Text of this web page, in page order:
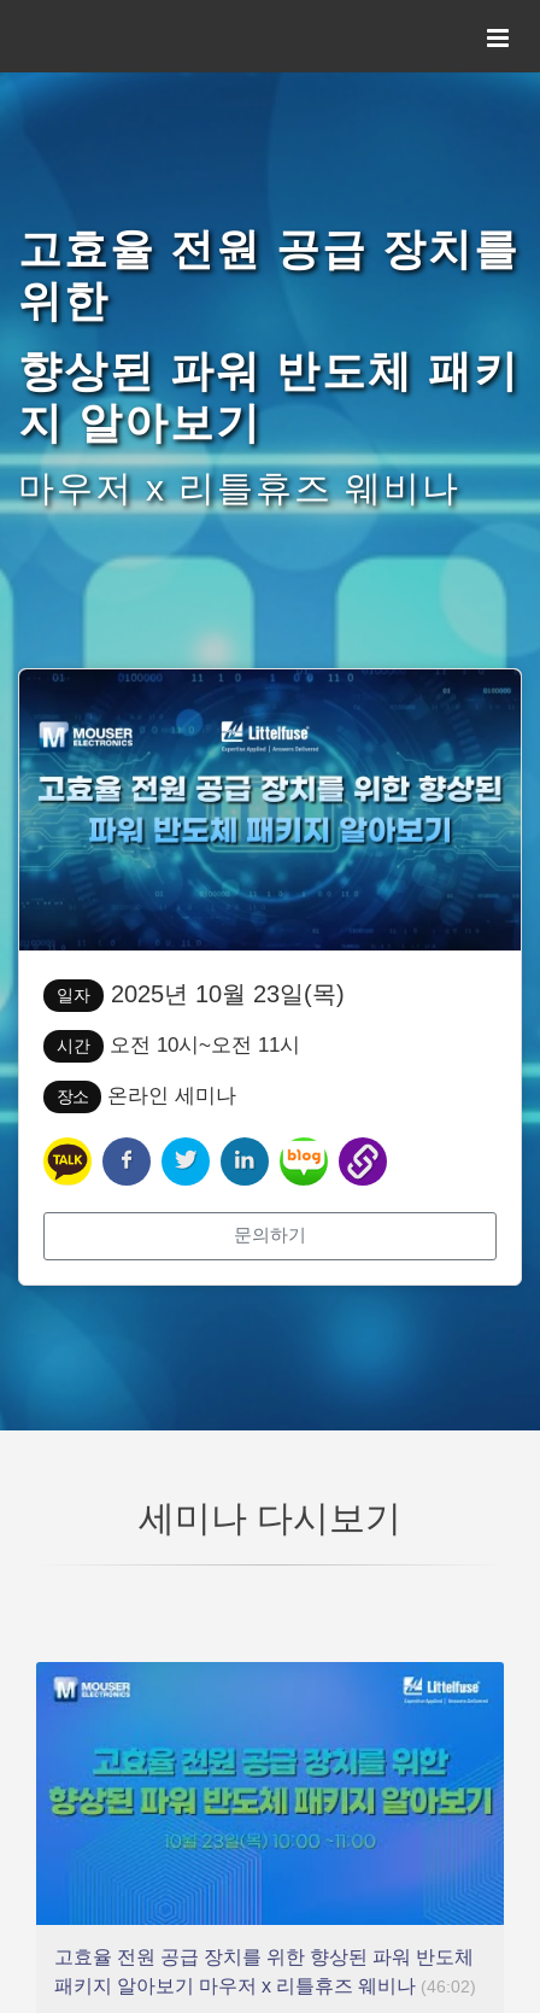
고효율 전원 공급 장치를
위한
향상된 파워 반도체 패키
지 알아보기
마우저 x 리틀휴즈 웨비나
일자 2025년 10월 23일(목)
시간 오전 10시~오전 11시
장소 온라인 세미나
문의하기
세미나 다시보기
고효율 전원 공급 장치를 위한 향상된 파워 반도체
패키지 알아보기 마우저 x 리틀휴즈 웨비나 (46:02)